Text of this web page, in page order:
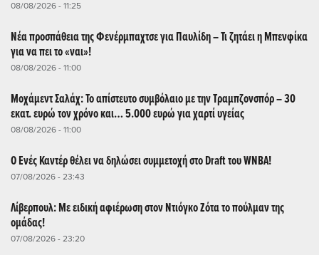
08/08/2026 - 11:25
Νέα προσπάθεια της Φενέρμπαχτσε για Παυλίδη – Τι ζητάει η Μπενφίκα
για να πει το «ναι»!
08/08/2026 - 11:00
Μοχάμεντ Σαλάχ: Το απίστευτο συμβόλαιο με την Τραμπζονσπόρ – 30
εκατ. ευρώ τον χρόνο και… 5.000 ευρώ για χαρτί υγείας
08/08/2026 - 11:00
Ο Ενές Καντέρ θέλει να δηλώσει συμμετοχή στο Draft του WNBA!
07/08/2026 - 23:43
Λίβερπουλ: Με ειδική αφιέρωση στον Ντιόγκο Ζότα το πούλμαν της
ομάδας!
07/08/2026 - 23:20